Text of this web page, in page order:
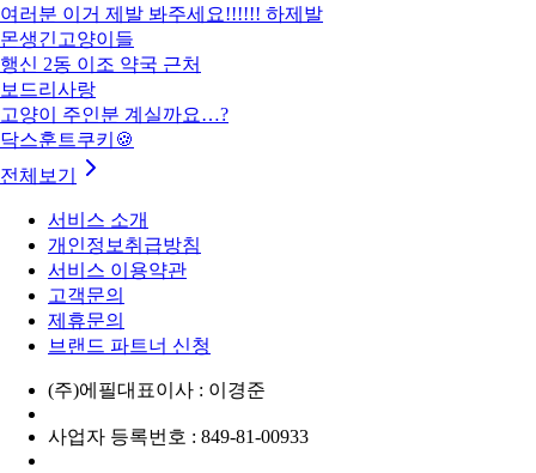
여러분 이거 제발 봐주세요!!!!!! 하제발
몬생긴고양이들
행신 2동 이조 약국 근처
보드리사랑
고양이 주인분 계실까요…?
닥스훈트쿠키🍪
전체보기
서비스 소개
개인정보취급방침
서비스 이용약관
고객문의
제휴문의
브랜드 파트너 신청
(주)에필대표이사 : 이경준
사업자 등록번호 : 849-81-00933